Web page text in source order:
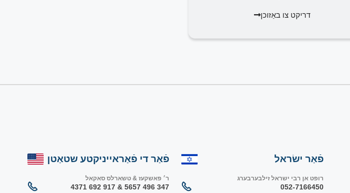
דריקט צו באַזוכן
פֿאַר ישׂראל
רופט אן רבי ישראל זילבערבערג
052-7166450
פֿאַר די פֿאַראייניקטע שטאַטן
ר׳ פאשקעז & טשארלס סאקאל
347 496 5657 & 917 692 4371